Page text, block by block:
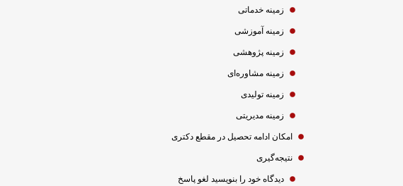
زمینه خدماتی
زمینه آموزشی
زمینه پژوهشی
زمینه مشاوره‌ای
زمینه تولیدی
زمینه مدیریتی
امکان ادامه تحصیل در مقطع دکتری
نتیجه‌گیری
دیدگاه‌ خود را بنویسید لغو پاسخ